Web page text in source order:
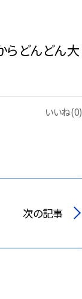
らどんどん大
いいね(0)
次の記事